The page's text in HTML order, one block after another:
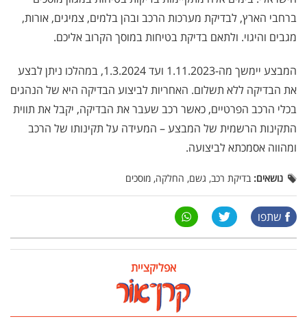
ברחבי הארץ, לבדיקת מערכות הרכב ובהן בלמים, צמיגים, אורות,
מגבים והיגוי. ולתאם בדיקת בטיחות במוסך הקרוב אליכם.
המבצע יימשך מה-1.11.2023 ועד 1.3.2024, במהלכו ניתן לבצע
את הבדיקה ללא תשלום. האחריות לביצוע הבדיקה היא של הנהגים
בכלי הרכב הפרטיים, כאשר רכב שעבר את הבדיקה, יקבל את תווית
התקינות הרשמית של המבצע – המעידה על תקינותו של הרכב
ומהווה אסמכתא לביצועה.
נושאים: בדיקת רכב, גשם, החלקה, מוסכים
שתפו
אפליקציית